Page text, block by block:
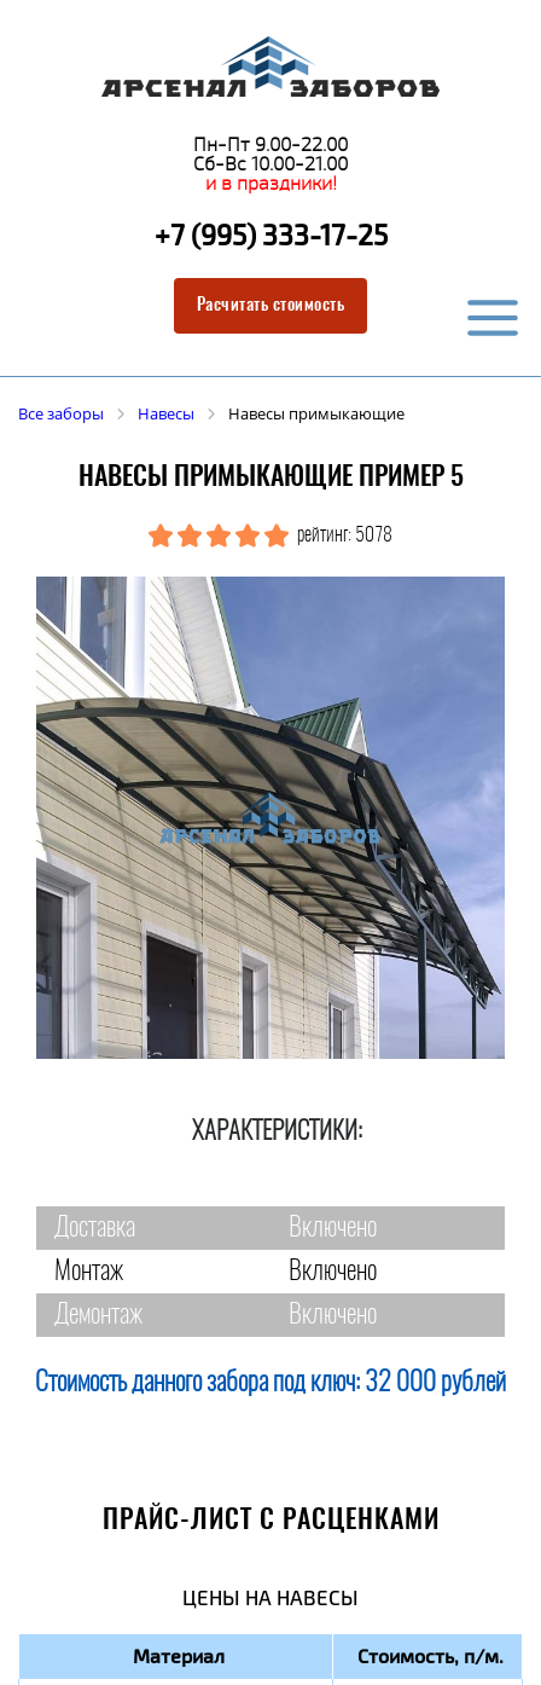
Пн-Пт 9.00-22.00
Сб-Вс 10.00-21.00
и в праздники!
+7 (995) 333-17-25
Расчитать стоимость
Все заборы Навесы Навесы примыкающие
НАВЕСЫ ПРИМЫКАЮЩИЕ ПРИМЕР 5
рейтинг: 5078
ХАРАКТЕРИСТИКИ:
Доставка
Включено
Монтаж
Включено
Демонтаж
Включено
Стоимость данного забора под ключ: 32 000 рублей
ПРАЙС-ЛИСТ С РАСЦЕНКАМИ
ЦЕНЫ НА НАВЕСЫ
Материал Стоимость, п/м.